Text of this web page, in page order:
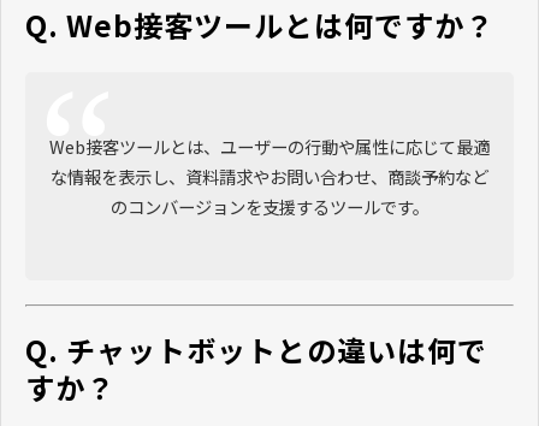
Q. Web接客ツールとは何ですか？
Web接客ツールとは、ユーザーの行動や属性に応じて最適
な情報を表示し、資料請求やお問い合わせ、商談予約など
のコンバージョンを支援するツールです。
Q. チャットボットとの違いは何で
すか？